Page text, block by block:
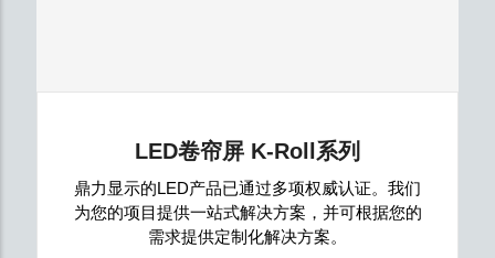
LED卷帘屏 K-Roll系列
鼎力显示的LED产品已通过多项权威认证。我们
为您的项目提供一站式解决方案，并可根据您的
需求提供定制化解决方案。